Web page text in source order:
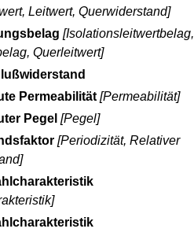
Leitwert, Querwiderstand]
[Isolationsleitwertbelag,
Querleitwert]
Permeabilität [Permeabilität]
Pegel [Pegel]
[Periodizität, Relativer